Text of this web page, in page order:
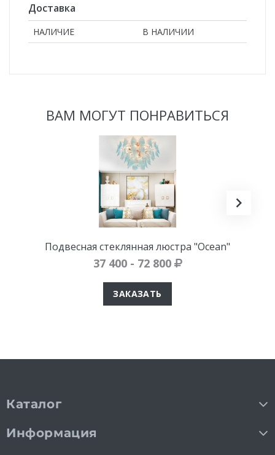
Доставка
НАЛИЧИЕ В НАЛИЧИИ
ВАМ МОГУТ ПОНРАВИТЬСЯ
Подвесная стеклянная люстра "Ocean"
37 400 - 72 800
ЗАКАЗАТЬ
Каталог
Информация